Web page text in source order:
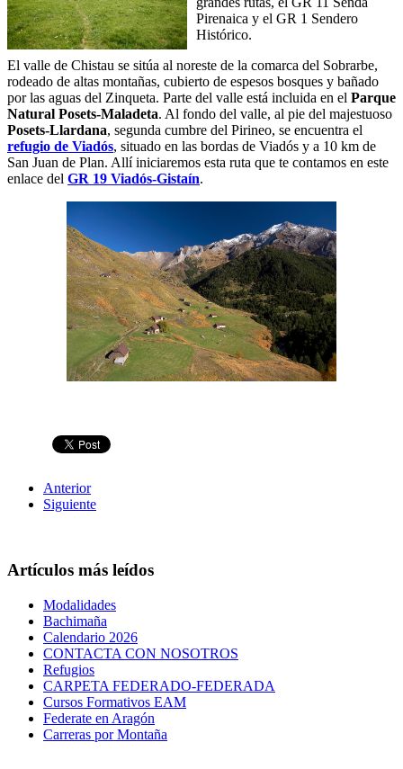
Pirenaica y el GR 1 Sendero
Histórico.
El valle de Chistau se sitúa al noreste de la comarca del Sobrarbe,
rodeado de altas montañas, cubierto de espesos bosques y bañado
por las aguas del Zinqueta. Parte del valle está incluida en el Parque
Natural Posets-Maladeta. Al fondo del valle, al pie del majestuoso
Posets-Llardana, segunda cumbre del Pirineo, se encuentra el
refugio de Viadós, situado en las bordas de Viadós y a 10 km de
San Juan de Plan. Allí iniciaremos esta ruta que te contamos en este
enlace del GR 19 Viadós-Gistaín.
Anterior
Siguiente
Artículos más leídos
Modalidades
Bachimaña
Calendario 2026
CONTACTA CON NOSOTROS
Refugios
CARPETA FEDERADO-FEDERADA
Cursos Formativos EAM
Federate en Aragón
Carreras por Montaña